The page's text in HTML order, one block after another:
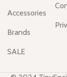
Accessories
Brands
SALE